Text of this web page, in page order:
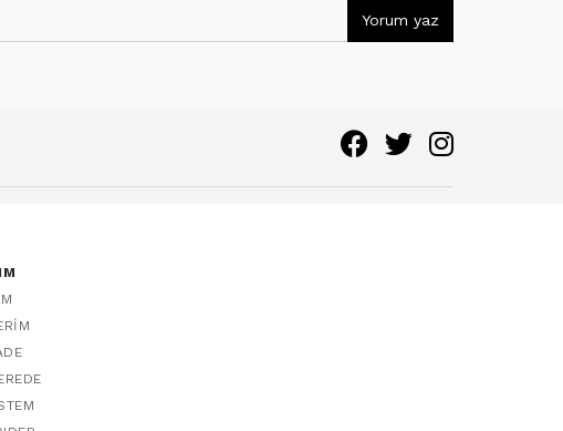
Yorum yaz